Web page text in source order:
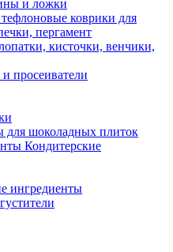
и ложки
коврики для
пергамент
кисточки, венчики,
просеиватели
шоколадных плиток
Кондитерские
ингредиенты